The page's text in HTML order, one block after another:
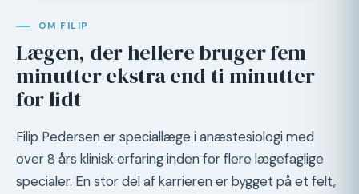
OM FILIP
Lægen, der hellere bruger fem
minutter ekstra end ti minutter
for lidt
Filip Pedersen er speciallæge i anæstesiologi med
over 8 års klinisk erfaring inden for flere lægefaglige
specialer. En stor del af karrieren er bygget på et felt,